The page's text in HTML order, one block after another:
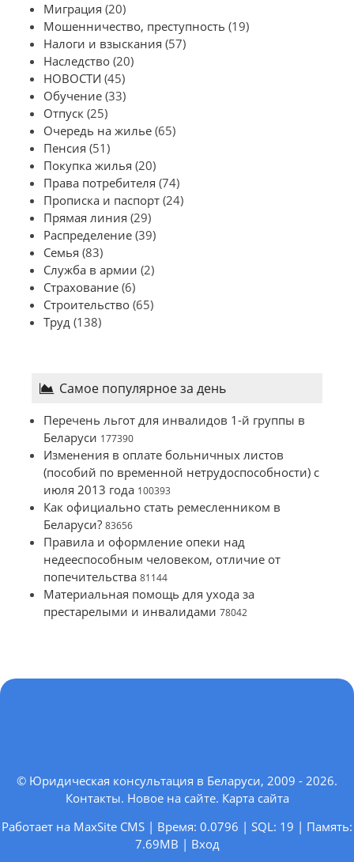
Миграция (20)
Мошенничество, преступность (19)
Налоги и взыскания (57)
Наследство (20)
НОВОСТИ (45)
Обучение (33)
Отпуск (25)
Очередь на жилье (65)
Пенсия (51)
Покупка жилья (20)
Права потребителя (74)
Прописка и паспорт (24)
Прямая линия (29)
Распределение (39)
Семья (83)
Служба в армии (2)
Страхование (6)
Строительство (65)
Труд (138)
Самое популярное за день
Перечень льгот для инвалидов 1-й группы в
Беларуси 177390
Изменения в оплате больничных листов
(пособий по временной нетрудоспособности) с
июля 2013 года 100393
Как официально стать ремесленником в
Беларуси? 83656
Правила и оформление опеки над
недееспособным человеком, отличие от
попечительства 81144
Материальная помощь для ухода за
престарелыми и инвалидами 78042
© Юридическая консультация в Беларуси, 2009 - 2026.
Контакты. Новое на сайте. Карта сайта
Работает на MaxSite CMS | Время: 0.0796 | SQL: 19 | Память:
7.69MB | Вход